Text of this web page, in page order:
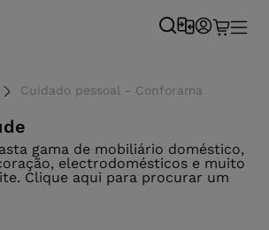
Cuidado pessoal - Conforama
gama de mobiliário doméstico,
electrodomésticos e muito
Clique aqui para procurar um